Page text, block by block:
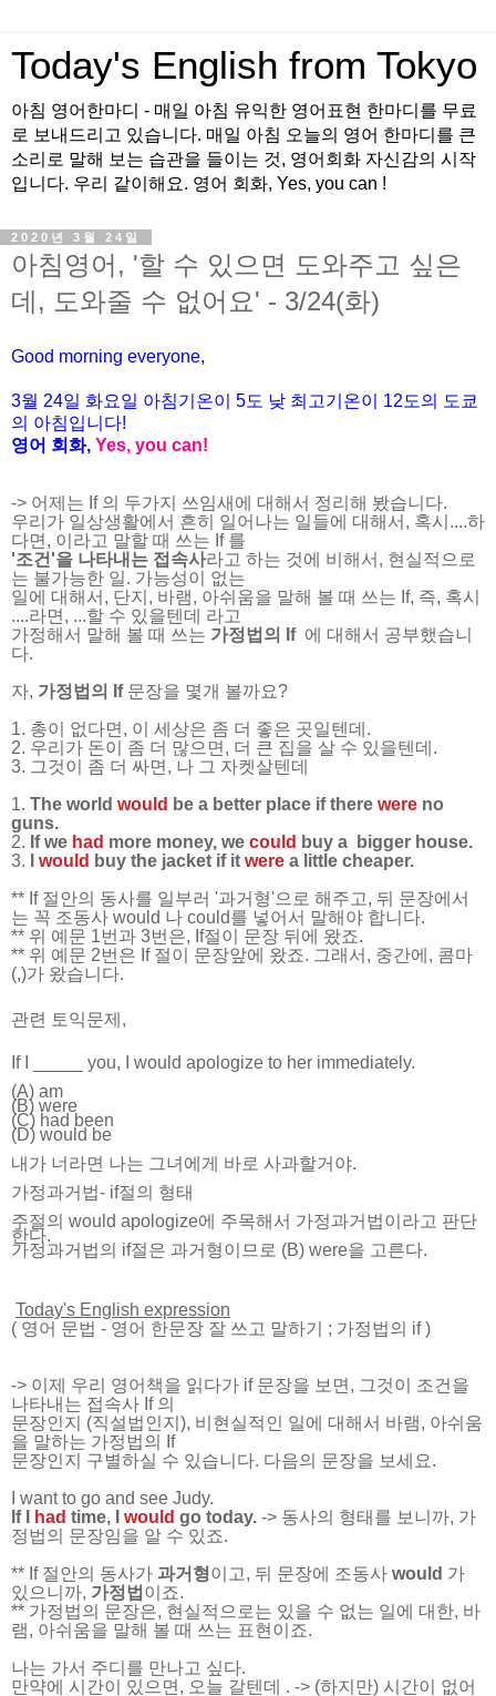
Today's English from Tokyo
아침 영어한마디 - 매일 아침 유익한 영어표현 한마디를 무료
로 보내드리고 있습니다. 매일 아침 오늘의 영어 한마디를 큰
소리로 말해 보는 습관을 들이는 것, 영어회화 자신감의 시작
입니다. 우리 같이해요. 영어 회화, Yes, you can !
2020년 3월 24일
아침영어, '할 수 있으면 도와주고 싶은
데, 도와줄 수 없어요' - 3/24(화)
Good morning everyone,
3월 24일 화요일 아침기온이 5도 낮 최고기온이 12도의 도쿄
의 아침입니다!
영어 회화, Yes, you can!
-> 어제는 If 의 두가지 쓰임새에 대해서 정리해 봤습니다.
우리가 일상생활에서 흔히 일어나는 일들에 대해서, 혹시....하
다면, 이라고 말할 때 쓰는 If 를
'조건'을 나타내는 접속사라고 하는 것에 비해서, 현실적으로
는 불가능한 일. 가능성이 없는
일에 대해서, 단지, 바램, 아쉬움을 말해 볼 때 쓰는 If, 즉, 혹시
....라면, ...할 수 있을텐데 라고
가정해서 말해 볼 때 쓰는 가정법의 If 에 대해서 공부했습니
다.
자, 가정법의 If 문장을 몇개 볼까요?
1. 총이 없다면, 이 세상은 좀 더 좋은 곳일텐데.
2. 우리가 돈이 좀 더 많으면, 더 큰 집을 살 수 있을텐데.
3. 그것이 좀 더 싸면, 나 그 자켓살텐데
1. The world would be a better place if there were no
guns.
2. If we had more money, we could buy a bigger house.
3.
would buy the jacket if it were a little cheaper.
** If 절안의 동사를 일부러 '과거형'으로 해주고, 뒤 문장에서
는 꼭 조동사 would 나 could를 넣어서 말해야 합니다.
** 위 예문 1번과 3번은, If절이 문장 뒤에 왔죠.
** 위 예문 2번은 If 절이 문장앞에 왔죠. 그래서, 중간에, 콤마
(,)가 왔습니다.
관련 토익문제,
If I _____ you, I would apologize to her immediately.
(A) am
(B) were
(C) had been
(D) would be
내가 너라면 나는 그녀에게 바로 사과할거야.
가정과거법- if절의 형태
주절의 would apologize에 주목해서 가정과거법이라고 판단
한다.
가정과거법의 if절은 과거형이므로 (B) were을 고른다.
Today's English expression
( 영어 문법 - 영어 한문장 잘 쓰고 말하기 ; 가정법의 if)
-> 이제 우리 영어책을 읽다가 if 문장을 보면, 그것이 조건을
나타내는 접속사 If 의
문장인지 (직설법인지), 비현실적인 일에 대해서 바램, 아쉬움
을 말하는 가정법의 If
문장인지 구별하실 수 있습니다. 다음의 문장을 보세요.
I want to go and see Judy.
If I
had time, I would go today. -> 동사의 형태를 보니까, 가
정법의 문장임을 알 수 있죠.
** If 절안의 동사가 과거형이고, 뒤 문장에 조동사 would 가
있으니까, 가정법 이죠.
** 가정법의 문장은, 현실적으로는 있을 수 없는 일에 대한, 바
램, 아쉬움을 말해 볼 때 쓰는 표현이죠.
나는 가서 주디를 만나고 싶다.
만약에 시간이 있으면, 오늘 갈텐데 . -> (하지만) 시간이 없어